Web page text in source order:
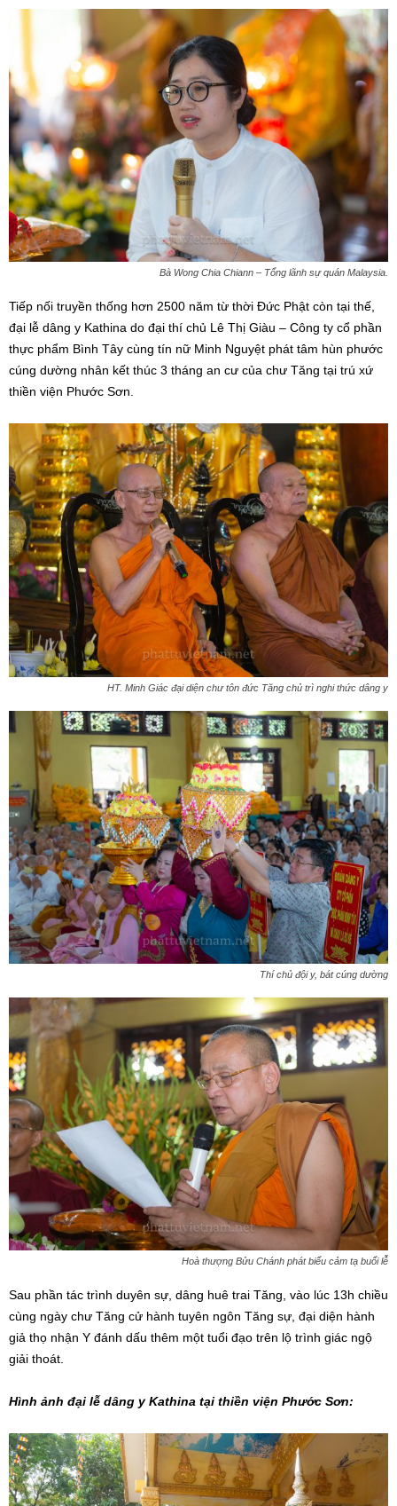
Bà Wong Chia Chiann – Tổng lãnh sự quán Malaysia.
Tiếp nối truyền thống hơn 2500 năm từ thời Đức Phật còn tại thế,
đại lễ dâng y Kathina do đại thí chủ Lê Thị Giàu – Công ty cổ phần
thực phẩm Bình Tây cùng tín nữ Minh Nguyệt phát tâm hùn phước
cúng dường nhân kết thúc 3 tháng an cư của chư Tăng tại trú xứ
thiền viện Phước Sơn.
HT. Minh Giác đại diện chư tôn đức Tăng chủ trì nghi thức dâng y
Thí chủ đội y, bát cúng dường
Hoà thượng Bửu Chánh phát biểu cảm tạ buổi lễ
Sau phần tác trình duyên sự, dâng huê trai Tăng, vào lúc 13h chiều
cùng ngày chư Tăng cử hành tuyên ngôn Tăng sự, đại diện hành
giả thọ nhận Y đánh dấu thêm một tuổi đạo trên lộ trình giác ngộ
giải thoát.
Hình ảnh đại lễ dâng y Kathina tại thiền viện Phước Sơn: